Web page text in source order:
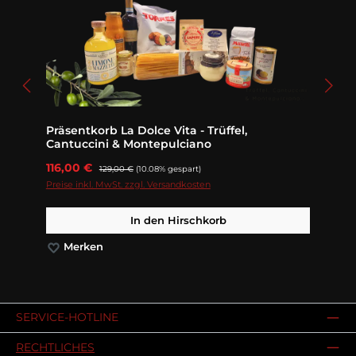
Präsentkorb La Dolce Vita - Trüffel,
Cantuccini & Montepulciano
Verkaufspreis:
116,00 € Regulärer Preis:
129,00 € (10.08% gespart)
Preise inkl. MwSt. zzgl. Versandkosten
In den Hirschkorb
Merken
SERVICE-HOTLINE
RECHTLICHES